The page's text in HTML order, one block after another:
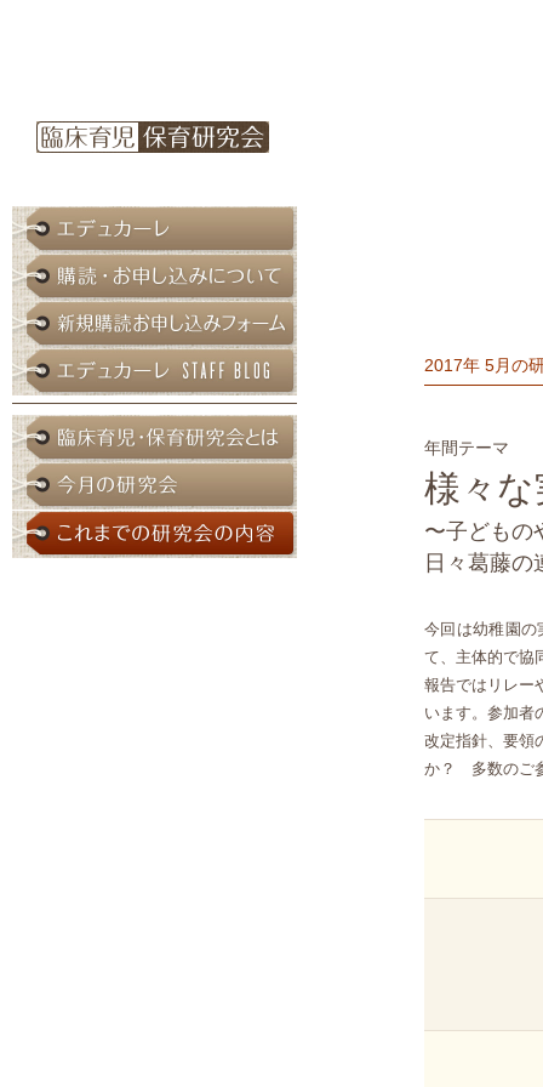
2017年 5月の
年間テーマ
様々
〜子どもの
日々葛藤の
今回は幼稚園の
て、主体的で協
報告ではリレー
います。参加者
改定指針、要領
か？ 多数のご